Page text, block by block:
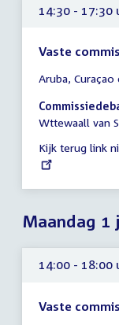
14:30 - 17:30
Vaste
vergadering
14:30
-
uur
Aruba,
Wttewaall van
Kijk terug link
Maandag 1
14:00 - 18:00
Vaste